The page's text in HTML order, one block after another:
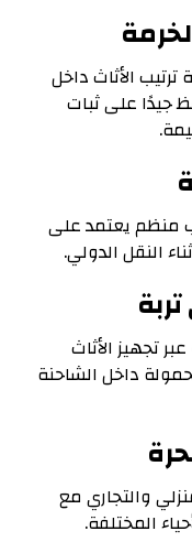
الأثاث داخل
جيدًا على ثبات
منظم يعتمد على
النقل الدولي.
تجهيز الأثاث
داخل الشاحنة
والتجاري مع
المختلفة.